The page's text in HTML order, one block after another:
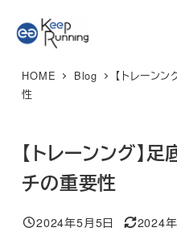
イ
★マラソンプラン 体験レッ
予約はこちら
HOME Blog
【トレーン
性
【トレーンング】
チの重要性
投稿日
2024年5月5日
更新日
2024